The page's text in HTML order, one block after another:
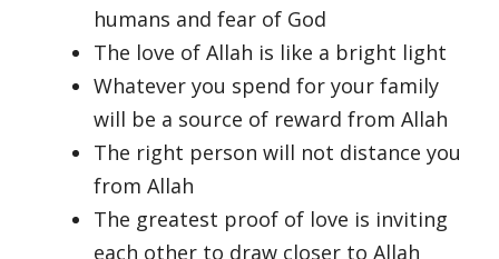
humans and fear of God
The love of Allah is like a bright light
Whatever you spend for your family
will be a source of reward from Allah
The right person will not distance you
from Allah
The greatest proof of love is inviting
each other to draw closer to Allah